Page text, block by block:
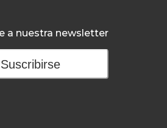
a nuestra newsletter
Suscribirse